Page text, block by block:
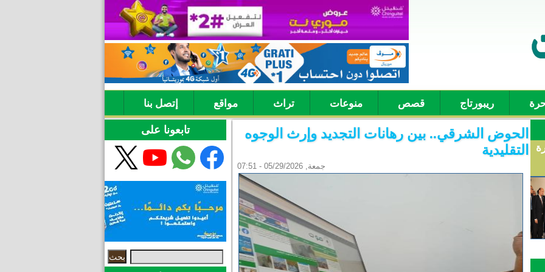
حرة ريبورتاج قصص منوعات تراث مواقع إتصل بنا
تابعونا على
استمارة البحث
‏بحث ‏
الحوض الشرقي.. بين رهانات التجديد وإرث الوجوه
التقليدية
جمعة, 05/29/2026 - 07:51